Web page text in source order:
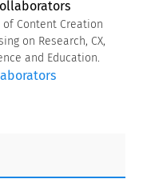
Content Creation
on Research, CX,
and Education.